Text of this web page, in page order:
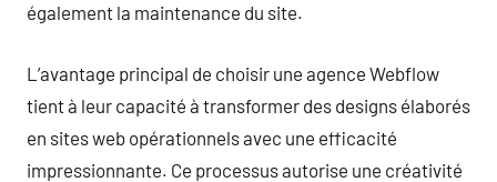
également la maintenance du site.
L’avantage principal de choisir une agence Webflow
tient à leur capacité à transformer des designs élaborés
en sites web opérationnels avec une efficacité
impressionnante. Ce processus autorise une créativité